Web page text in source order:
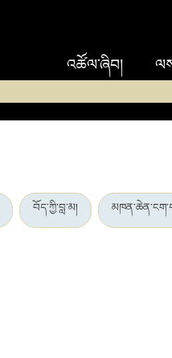
འཚོལ་ཞིབ།
བོད་ཀྱི་བླ་མ།